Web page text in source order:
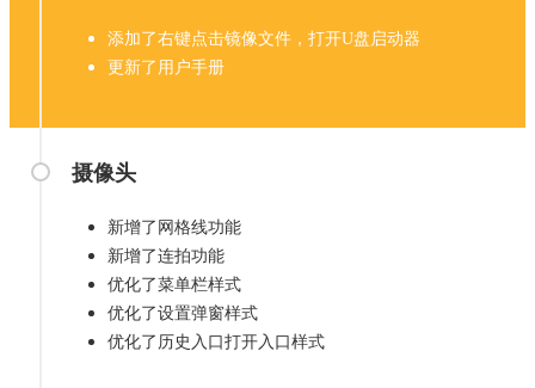
添加了右键点击镜像文件，打开U盘启动器
更新了用户手册
摄像头
新增了网格线功能
新增了连拍功能
优化了菜单栏样式
优化了设置弹窗样式
优化了历史入口打开入口样式